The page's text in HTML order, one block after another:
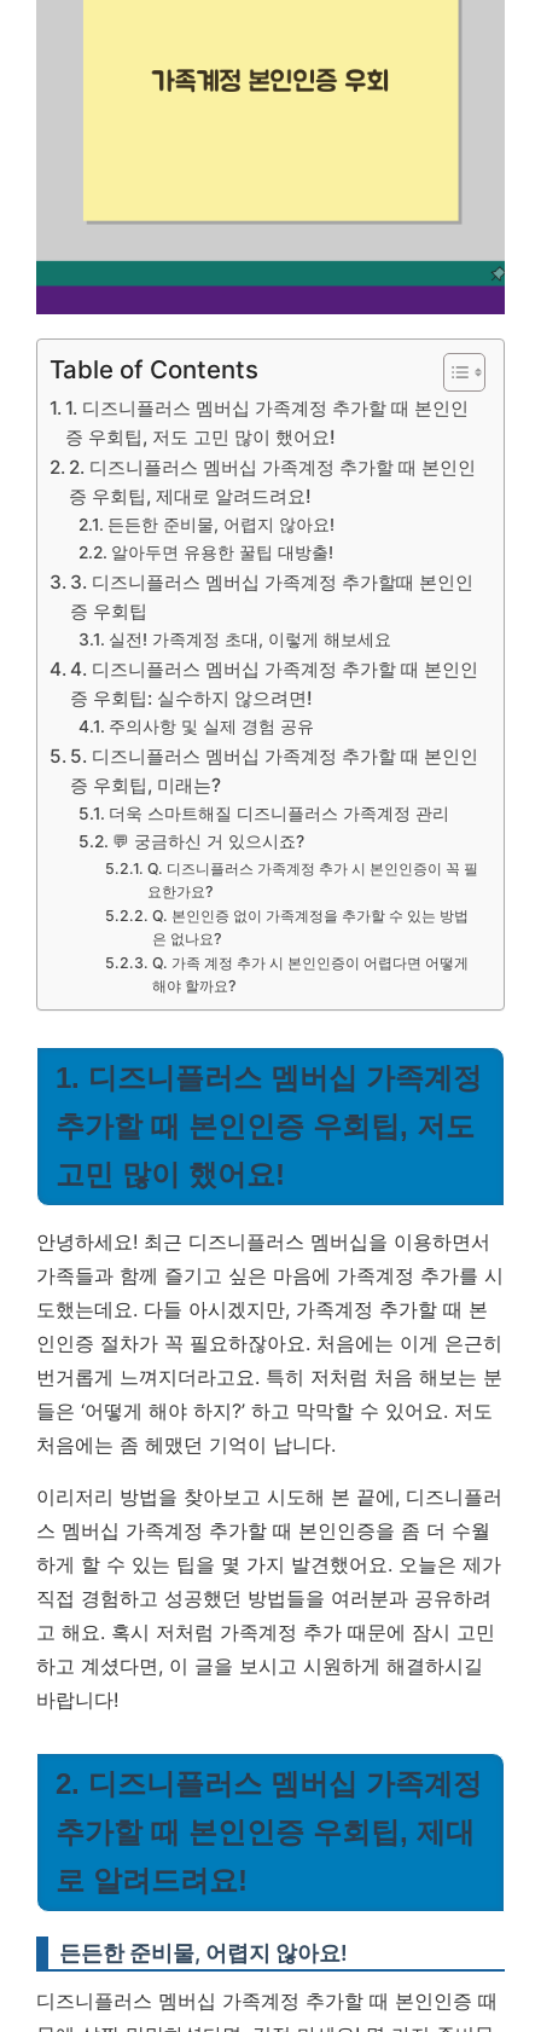
Table of Contents
1. 디즈니플러스 멤버십 가족계정 추가할 때 본인인
증 우회팁, 저도 고민 많이 했어요!
2. 디즈니플러스 멤버십 가족계정 추가할 때 본인인
증 우회팁, 제대로 알려드려요!
든든한 준비물, 어렵지 않아요!
알아두면 유용한 꿀팁 대방출!
3. 디즈니플러스 멤버십 가족계정 추가할때 본인인
증 우회팁
실전! 가족계정 초대, 이렇게 해보세요
4. 디즈니플러스 멤버십 가족계정 추가할 때 본인인
증 우회팁: 실수하지 않으려면!
주의사항 및 실제 경험 공유
5. 디즈니플러스 멤버십 가족계정 추가할 때 본인인
증 우회팁, 미래는?
더욱 스마트해질 디즈니플러스 가족계정 관리
💬 궁금하신 거 있으시죠?
Q. 디즈니플러스 가족계정 추가 시 본인인증이 꼭 필
요한가요?
Q. 본인인증 없이 가족계정을 추가할 수 있는 방법
은 없나요?
Q. 가족 계정 추가 시 본인인증이 어렵다면 어떻게
해야 할까요?
1. 디즈니플러스 멤버십 가족계정
추가할 때 본인인증 우회팁, 저도
고민 많이 했어요!
안녕하세요! 최근 디즈니플러스 멤버십을 이용하면서
가족들과 함께 즐기고 싶은 마음에 가족계정 추가를 시
도했는데요. 다들 아시겠지만, 가족계정 추가할 때 본
인인증 절차가 꼭 필요하잖아요. 처음에는 이게 은근히
번거롭게 느껴지더라고요. 특히 저처럼 처음 해보는 분
들은 ‘어떻게 해야 하지?’ 하고 막막할 수 있어요. 저도
처음에는 좀 헤맸던 기억이 납니다.
이리저리 방법을 찾아보고 시도해 본 끝에, 디즈니플러
스 멤버십 가족계정 추가할 때 본인인증을 좀 더 수월
하게 할 수 있는 팁을 몇 가지 발견했어요. 오늘은 제가
직접 경험하고 성공했던 방법들을 여러분과 공유하려
고 해요. 혹시 저처럼 가족계정 추가 때문에 잠시 고민
하고 계셨다면, 이 글을 보시고 시원하게 해결하시길
바랍니다!
2. 디즈니플러스 멤버십 가족계정
추가할 때 본인인증 우회팁, 제대
로 알려드려요!
든든한 준비물, 어렵지 않아요!
디즈니플러스 멤버십 가족계정 추가할 때 본인인증 때